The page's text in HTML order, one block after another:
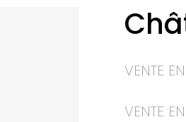
VENTE
VENTE